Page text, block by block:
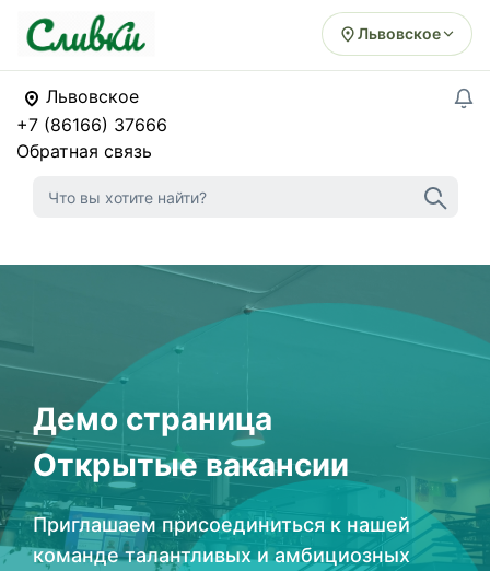
Львовское
Львовское
+7 (86166) 37666
Обратная связь
Демо страница
Открытые вакансии
Приглашаем присоединиться к нашей
команде талантливых и амбициозных